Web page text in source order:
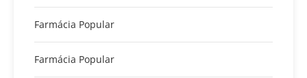
Farmácia Popular
Farmácia Popular